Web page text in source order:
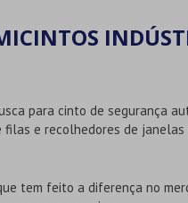
para cinto de segurança
filas e recolhedores de
tem feito a diferença no